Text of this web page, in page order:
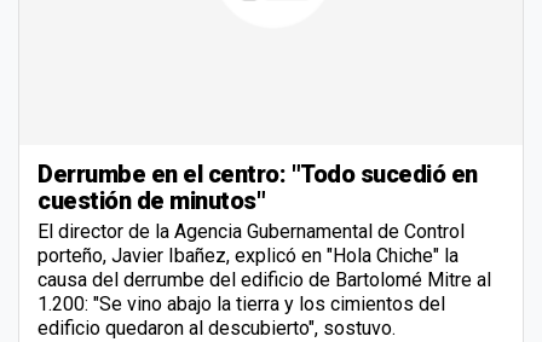
Derrumbe en el centro: "Todo sucedió en
cuestión de minutos"
El director de la Agencia Gubernamental de Control
porteño, Javier Ibañez, explicó en "Hola Chiche" la
causa del derrumbe del edificio de Bartolomé Mitre al
1.200: "Se vino abajo la tierra y los cimientos del
edificio quedaron al descubierto", sostuvo.